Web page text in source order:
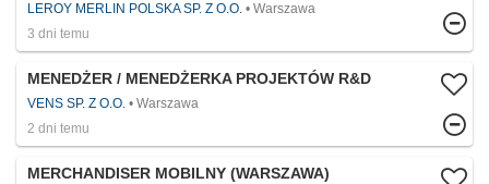
LEROY MERLIN POLSKA SP. Z O.O.
Warszawa
3 dni temu
MENEDŻER / MENEDŻERKA PROJEKTÓW R&D
VENS SP. Z O.O.
Warszawa
2 dni temu
MERCHANDISER MOBILNY (WARSZAWA)